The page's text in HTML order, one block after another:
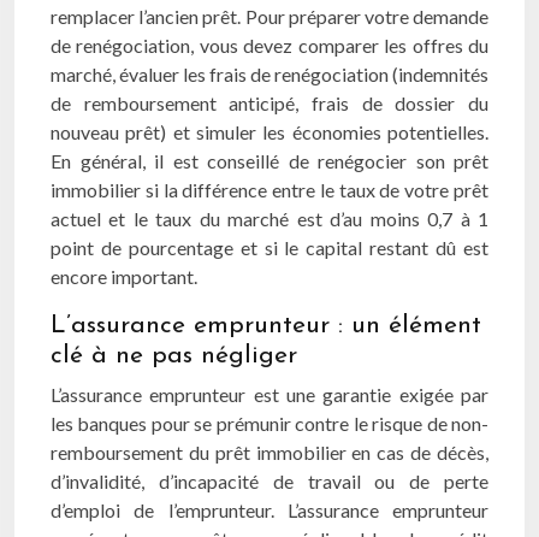
remplacer l’ancien prêt. Pour préparer votre demande
de renégociation, vous devez comparer les offres du
marché, évaluer les frais de renégociation (indemnités
de remboursement anticipé, frais de dossier du
nouveau prêt) et simuler les économies potentielles.
En général, il est conseillé de renégocier son prêt
immobilier si la différence entre le taux de votre prêt
actuel et le taux du marché est d’au moins 0,7 à 1
point de pourcentage et si le capital restant dû est
encore important.
L’assurance emprunteur : un élément
clé à ne pas négliger
L’assurance emprunteur est une garantie exigée par
les banques pour se prémunir contre le risque de non-
remboursement du prêt immobilier en cas de décès,
d’invalidité, d’incapacité de travail ou de perte
d’emploi de l’emprunteur. L’assurance emprunteur